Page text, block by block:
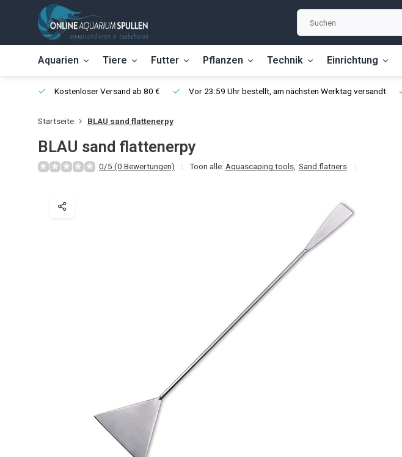
Aquarien Tiere Futter Pflanzen Technik Einrichtung
Kostenloser Versand ab 80 € Vor 23:59 Uhr bestellt, am nächsten Werktag versandt
Startseite BLAU sand flattenerpy
BLAU sand flattenerpy
0/5 (0 Bewertungen) Toon alle: Aquascaping tools, Sand flatners